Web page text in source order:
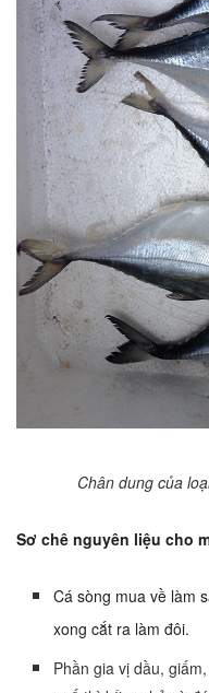
Chân dung của
Sơ chê nguyên liệu cho
Cá sòng mua về làm
xong cắt ra làm đôi.
Phần gia vị dầu,